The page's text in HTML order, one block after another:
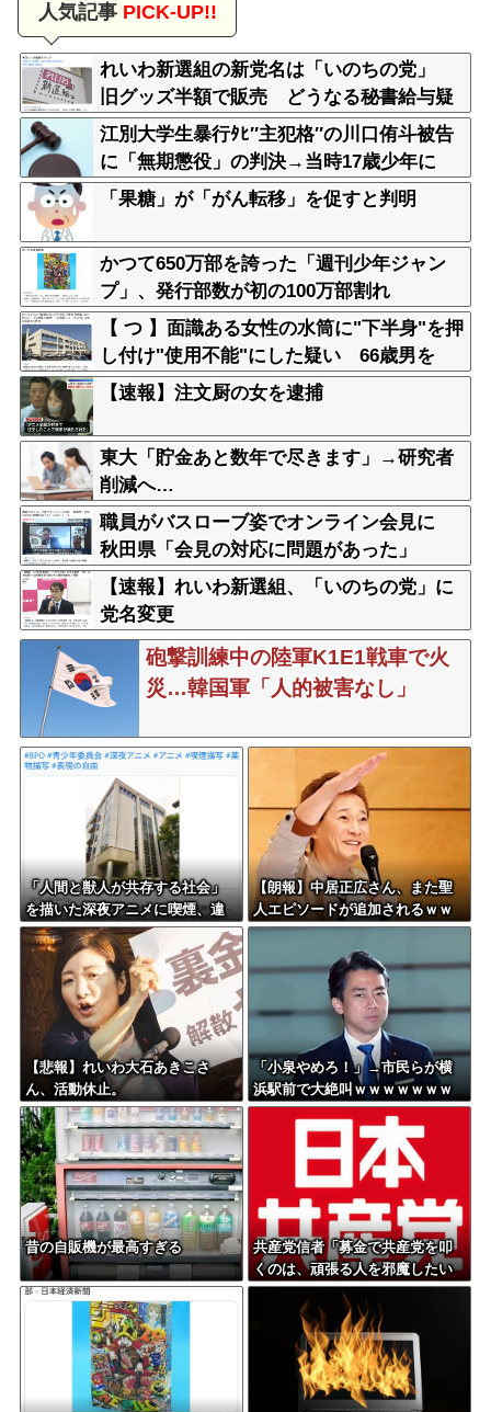
人気記事PICK-UP!!
れいわ新選組の新党名は「いのちの党」
旧グッズ半額で販売 どうなる秘書給与疑
惑
江別大学生暴行ﾀﾋ″主犯格″の川口侑斗被告
に「無期懲役」の判決→当時17歳少年に
「懲役30年」の判決
「果糖」が「がん転移」を促すと判明
かつて650万部を誇った「週刊少年ジャン
プ」、発行部数が初の100万部割れ
【 つ 】面識ある女性の水筒に"下半身"を押
し付け"使用不能"にした疑い 66歳男を
「器物損壊」容疑で逮捕 札幌市
【速報】注文厨の女を逮捕
東大「貯金あと数年で尽きます」→研究者
削減へ…
職員がバスローブ姿でオンライン会見に
秋田県「会見の対応に問題があった」
【速報】れいわ新選組、「いのちの党」に
党名変更
砲撃訓練中の陸軍K1E1戦車で火
災…韓国軍「人的被害なし」
「人間と獣人が共存する社会」
を描いた深夜アニメに喫煙、違
法薬物の連想シーンも…視聴者
批判でBPO議論
【朗報】中居正広さん、また聖
人エピソードが追加されるｗｗ
ｗｗｗ
【悲報】れいわ大石あきこさ
ん、活動休止。
「小泉やめろ！」→市民らが横
浜駅前で大絶叫ｗｗｗｗｗｗｗ
ｗ
昔の自販機が最高すぎる
共産党信者「募金で共産党を叩
くのは、頑張る人を邪魔したい
という日本人らしい薄暗い欲望
のせい」